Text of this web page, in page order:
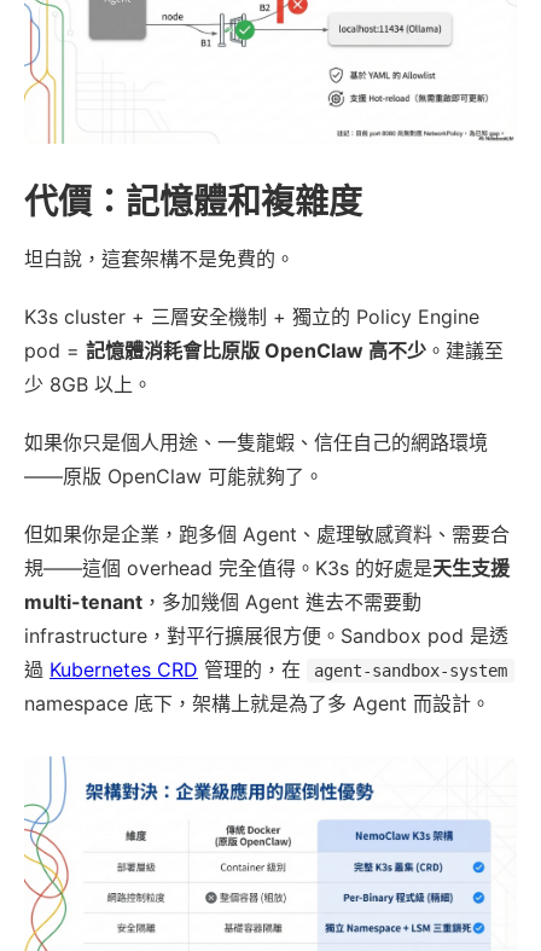
代價：記憶體和複雜度
坦白說，這套架構不是免費的。
K3s cluster + 三層安全機制 + 獨立的 Policy Engine
pod = 記憶體消耗會比原版 OpenClaw 高不少 。建議至
少 8GB 以上。
如果你只是個人用途、一隻龍蝦、信任自己的網路環境
——原版 OpenClaw 可能就夠了。
但如果你是企業，跑多個 Agent、處理敏感資料、需要合
規——這個 overhead 完全值得。K3s 的好處是天生支援
multi-tenant ，多加幾個 Agent 進去不需要動
infrastructure，對平行擴展很方便。Sandbox pod 是透
過 Kubernetes CRD 管理的，在 agent-sandbox-system
namespace 底下，架構上就是為了多 Agent 而設計。